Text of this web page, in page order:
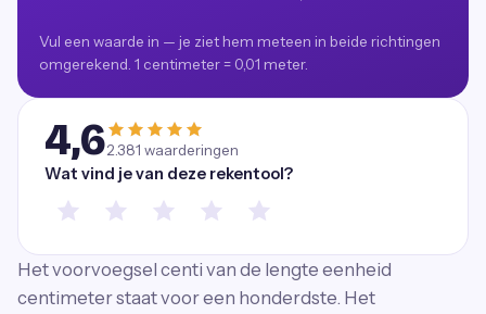
Vul een waarde in — je ziet hem meteen in beide richtingen
omgerekend. 1 centimeter = 0,01 meter.
4,62.381 waarderingen
Wat vind je van deze rekentool?
Het voorvoegsel centi van de lengte eenheid
centimeter staat voor een honderdste. Het